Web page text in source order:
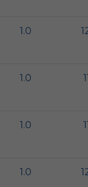
1.0
1.0
1.0
1.0